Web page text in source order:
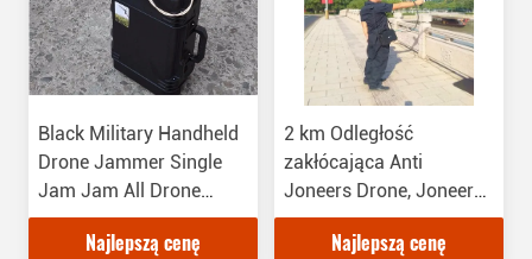
Black Military Handheld
Drone Jammer Single
Jam Jam All Drone
Frequency
Najlepszą cenę
2 km Odległość
zakłócająca Anti
Joneers Drone, Joneer
RF Drone 2,5 godziny
Najlepszą cenę